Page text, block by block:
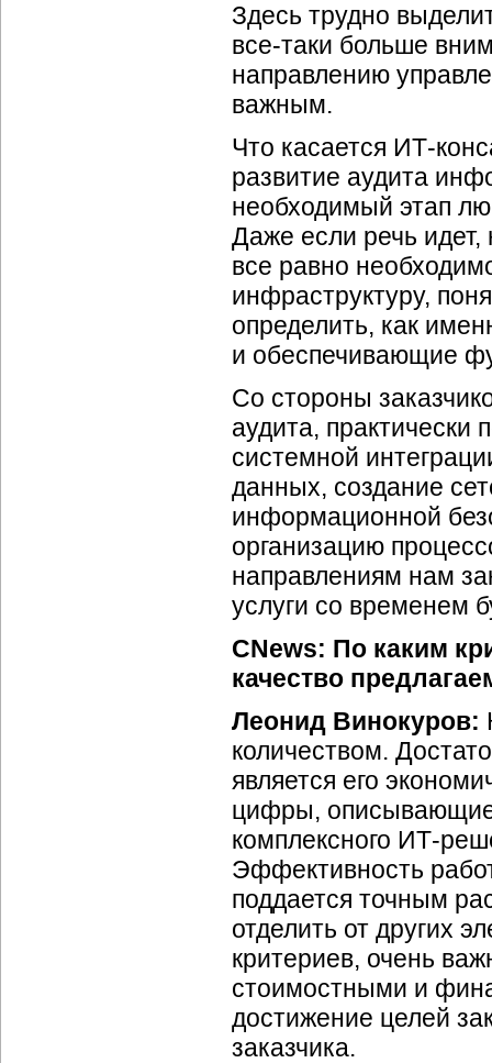
Здесь трудно
все-таки больше
направлению
важным.
Что касается ИТ-
развитие аудита
необходимый этап
Даже если речь идет,
все равно
инфраструктуру,
определить, как
и обеспечивающие
Со стороны
аудита, практически
системной
данных, создание
информационной
организацию
направлениям нам
услуги со временем
CNews: По каким
качество
Леонид Винокуров:
количеством.
является его
цифры, описывающие
комплексного ИТ-
Эффективность
поддается точным
отделить от других
критериев, очень
стоимостными и
достижение целей
заказчика.